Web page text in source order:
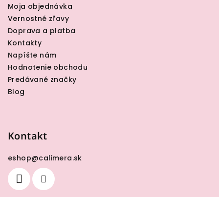
Moja objednávka
Vernostné zľavy
Doprava a platba
Kontakty
Napíšte nám
Hodnotenie obchodu
Predávané značky
Blog
Kontakt
eshop@calimera.sk